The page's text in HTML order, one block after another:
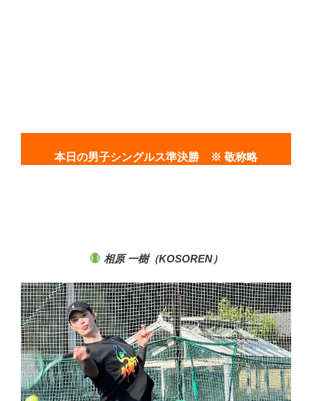
本日の男子シングルス準決勝 ※ 敬称略
相原 一樹（KOSOREN）